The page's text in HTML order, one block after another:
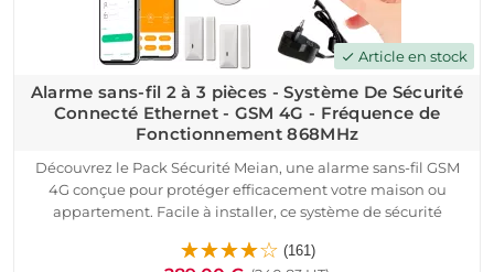
check Article en stock
Alarme sans-fil 2 à 3 pièces - Système De Sécurité
Connecté Ethernet - GSM 4G - Fréquence de
Fonctionnement 868MHz
Découvrez le Pack Sécurité Meian, une alarme sans-fil GSM
4G conçue pour protéger efficacement votre maison ou
appartement. Facile à installer, ce système de sécurité
pour une communication sans fil bidirectionnelle sécurisée.
(161)